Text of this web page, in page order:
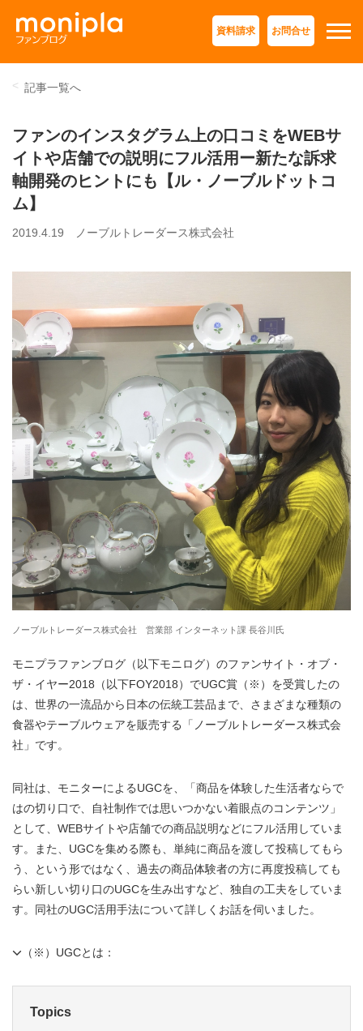
資料請求 お問合せ
記事一覧へ
ファンのインスタグラム上の口コミをWEBサ
イトや店舗での説明にフル活用ー新たな訴求
軸開発のヒントにも【ル・ノーブルドットコ
ム】
2019.4.19 ノーブルトレーダース株式会社
ノーブルトレーダース株式会社 営業部 インターネット課 長谷川氏
モニプラファンブログ（以下モニログ）のファンサイト・オブ・
ザ・イヤー2018（以下FOY2018）でUGC賞（※）を受賞したの
は、世界の一流品から日本の伝統工芸品まで、さまざまな種類の
食器やテーブルウェアを販売する「ノーブルトレーダース株式会
社」です。
同社は、モニターによるUGCを、「商品を体験した生活者ならで
はの切り口で、自社制作では思いつかない着眼点のコンテンツ」
として、WEBサイトや店舗での商品説明などにフル活用していま
す。また、UGCを集める際も、単純に商品を渡して投稿してもら
う、という形ではなく、過去の商品体験者の方に再度投稿しても
らい新しい切り口のUGCを生み出すなど、独自の工夫をしていま
す。同社のUGC活用手法について詳しくお話を伺いました。
（※）UGCとは：
Topics